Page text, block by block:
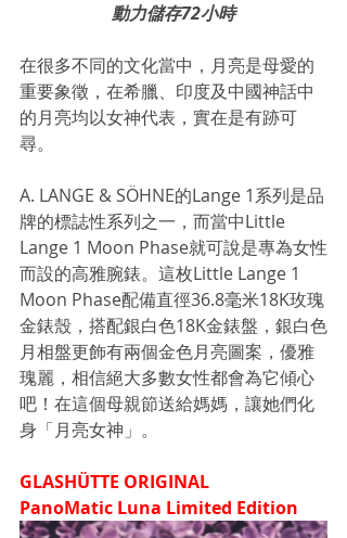
動力儲存72小時
在很多不同的文化當中，月亮是母愛的
重要象徵，在希臘、印度及中國神話中
的月亮均以女神代表，實在是有跡可
尋。
A. LANGE & SÖHNE的Lange 1系列是品
牌的標誌性系列之一，而當中Little
Lange 1 Moon Phase就可說是專為女性
而設的高雅腕錶。這枚Little Lange 1
Moon Phase配備直徑36.8毫米18K玫瑰
金錶殼，搭配銀白色18K金錶盤，銀白色
月相盤更飾有兩個金色月亮圖案，優雅
瑰麗，相信絕大多數女性都會為它傾心
吧！在這個母親節送給媽媽，讓她們化
身「月亮女神」。
GLASHÜTTE ORIGINAL
PanoMatic Luna Limited Edition